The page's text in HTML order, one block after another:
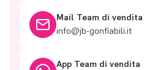
Mail Team di vendita
info@jb-gonfiabili.it
App Team di vendita